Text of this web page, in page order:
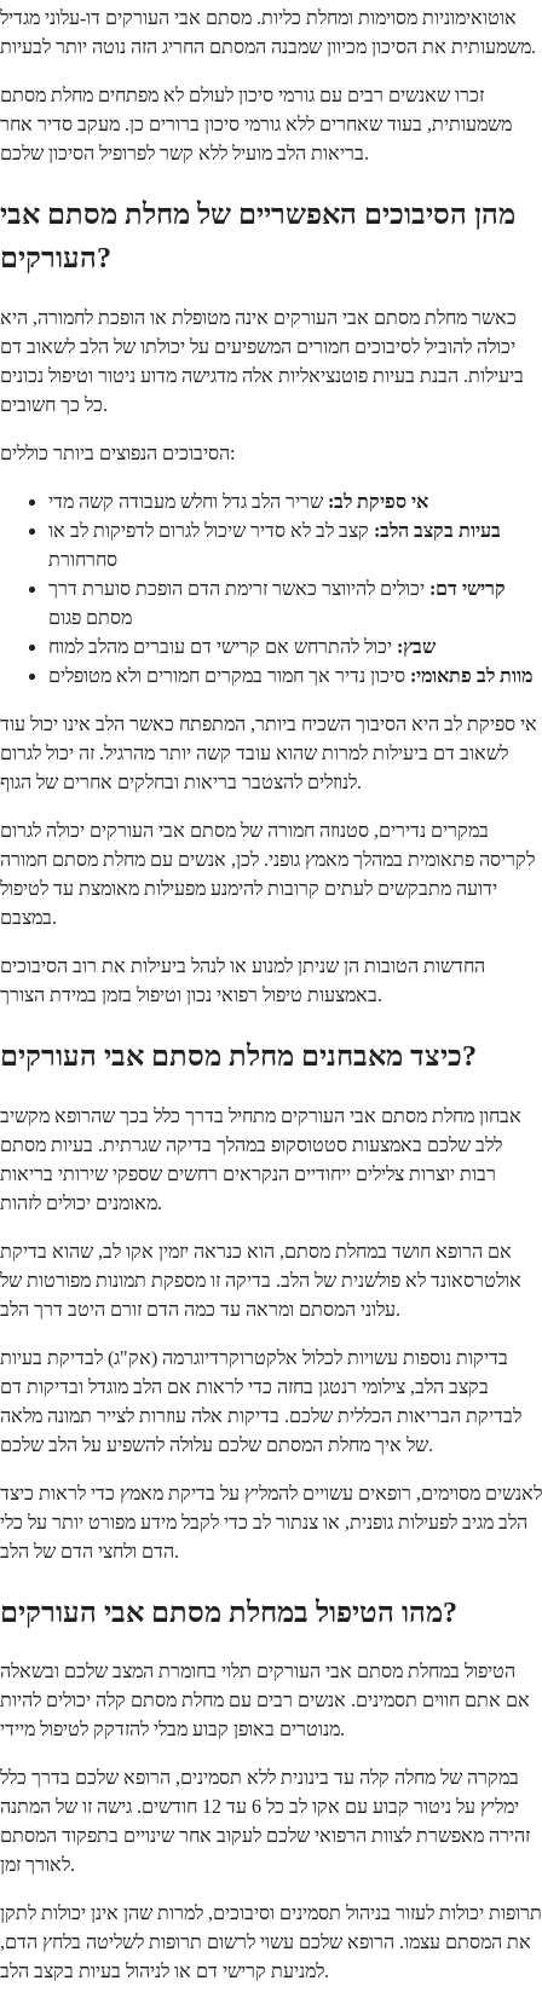
אוטואימוניות מסוימות ומחלת כליות. מסתם אבי העורקים דו-עלוני מגדיל
משמעותית את הסיכון מכיוון שמבנה המסתם החריג הזה נוטה יותר לבעיות.
זכרו שאנשים רבים עם גורמי סיכון לעולם לא מפתחים מחלת מסתם
משמעותית, בעוד שאחרים ללא גורמי סיכון ברורים כן. מעקב סדיר אחר
בריאות הלב מועיל ללא קשר לפרופיל הסיכון שלכם.
מהן הסיבוכים האפשריים של מחלת מסתם אבי
העורקים?
כאשר מחלת מסתם אבי העורקים אינה מטופלת או הופכת לחמורה, היא
יכולה להוביל לסיבוכים חמורים המשפיעים על יכולתו של הלב לשאוב דם
ביעילות. הבנת בעיות פוטנציאליות אלה מדגישה מדוע ניטור וטיפול נכונים
כל כך חשובים.
הסיבוכים הנפוצים ביותר כוללים:
אי ספיקת לב: שריר הלב גדל וחלש מעבודה קשה מדי
בעיות בקצב הלב: קצב לב לא סדיר שיכול לגרום לדפיקות לב או
סחרחורת
קרישי דם: יכולים להיווצר כאשר זרימת הדם הופכת סוערת דרך
מסתם פגום
שבץ: יכול להתרחש אם קרישי דם עוברים מהלב למוח
מוות לב פתאומי: סיכון נדיר אך חמור במקרים חמורים ולא מטופלים
אי ספיקת לב היא הסיבוך השכיח ביותר, המתפתח כאשר הלב אינו יכול עוד
לשאוב דם ביעילות למרות שהוא עובד קשה יותר מהרגיל. זה יכול לגרום
לנוזלים להצטבר בריאות ובחלקים אחרים של הגוף.
במקרים נדירים, סטנוזה חמורה של מסתם אבי העורקים יכולה לגרום
לקריסה פתאומית במהלך מאמץ גופני. לכן, אנשים עם מחלת מסתם חמורה
ידועה מתבקשים לעתים קרובות להימנע מפעילות מאומצת עד לטיפול
במצבם.
החדשות הטובות הן שניתן למנוע או לנהל ביעילות את רוב הסיבוכים
באמצעות טיפול רפואי נכון וטיפול בזמן במידת הצורך.
כיצד מאבחנים מחלת מסתם אבי העורקים?
אבחון מחלת מסתם אבי העורקים מתחיל בדרך כלל בכך שהרופא מקשיב
ללב שלכם באמצעות סטטוסקופ במהלך בדיקה שגרתית. בעיות מסתם
רבות יוצרות צלילים ייחודיים הנקראים רחשים שספקי שירותי בריאות
מאומנים יכולים לזהות.
אם הרופא חושד במחלת מסתם, הוא כנראה יזמין אקו לב, שהוא בדיקת
אולטרסאונד לא פולשנית של הלב. בדיקה זו מספקת תמונות מפורטות של
עלוני המסתם ומראה עד כמה הדם זורם היטב דרך הלב.
בדיקות נוספות עשויות לכלול אלקטרוקרדיוגרמה (אק"ג) לבדיקת בעיות
בקצב הלב, צילומי רנטגן בחזה כדי לראות אם הלב מוגדל ובדיקות דם
לבדיקת הבריאות הכללית שלכם. בדיקות אלה עוזרות לצייר תמונה מלאה
של איך מחלת המסתם שלכם עלולה להשפיע על הלב שלכם.
לאנשים מסוימים, רופאים עשויים להמליץ על בדיקת מאמץ כדי לראות כיצד
הלב מגיב לפעילות גופנית, או צנתור לב כדי לקבל מידע מפורט יותר על כלי
הדם ולחצי הדם של הלב.
מהו הטיפול במחלת מסתם אבי העורקים?
הטיפול במחלת מסתם אבי העורקים תלוי בחומרת המצב שלכם ובשאלה
אם אתם חווים תסמינים. אנשים רבים עם מחלת מסתם קלה יכולים להיות
מנוטרים באופן קבוע מבלי להזדקק לטיפול מיידי.
במקרה של מחלה קלה עד בינונית ללא תסמינים, הרופא שלכם בדרך כלל
ימליץ על ניטור קבוע עם אקו לב כל 6 עד 12 חודשים. גישה זו של המתנה
זהירה מאפשרת לצוות הרפואי שלכם לעקוב אחר שינויים בתפקוד המסתם
לאורך זמן.
תרופות יכולות לעזור בניהול תסמינים וסיבוכים, למרות שהן אינן יכולות לתקן
את המסתם עצמו. הרופא שלכם עשוי לרשום תרופות לשליטה בלחץ הדם,
למניעת קרישי דם או לניהול בעיות בקצב הלב.